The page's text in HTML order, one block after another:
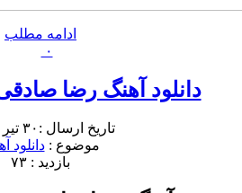
ادامه مطلب
۰
دانلود آهنگ رضا
تاریخ ارسال :۳۰ تیر ۱۴۰۴
موضوع :دانلود
بازدید : ۷۳